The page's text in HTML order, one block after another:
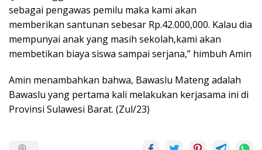
sebagai pengawas pemilu maka kami akan
memberikan santunan sebesar Rp.42.000,000. Kalau dia
mempunyai anak yang masih sekolah,kami akan
membetikan biaya siswa sampai serjana,” himbuh Amin
Amin menambahkan bahwa, Bawaslu Mateng adalah
Bawaslu yang pertama kali melakukan kerjasama ini di
Provinsi Sulawesi Barat. (Zul/23)